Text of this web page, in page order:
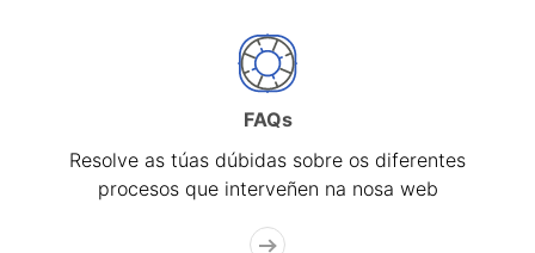
FAQs
Resolve as túas dúbidas sobre os diferentes
procesos que interveñen na nosa web